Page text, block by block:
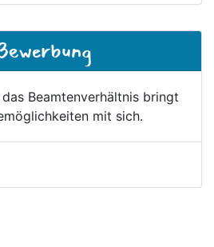
Beamtenverhältnis bringt
mit sich.